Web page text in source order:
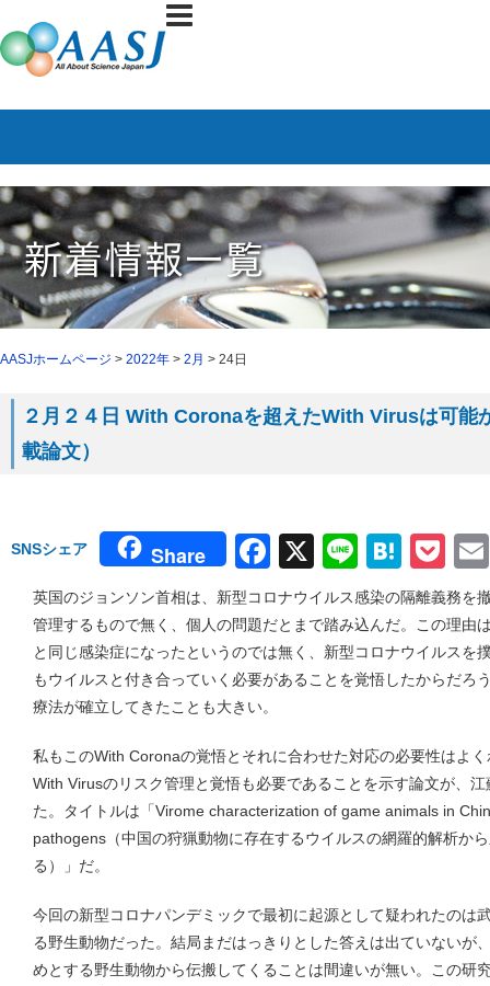
AASJホームページ > 2022年 > 2月 > 24日
２月２４日 With Coronaを超えたWith Virusは可能
載論文）
SNSシェア Share Facebook
X Line
英国のジョンソン首相は、新型コロナウイルス感染の隔離義務を
管理するもので無く、個人の問題だとまで踏み込んだ。この理由
と同じ感染症になったというのでは無く、新型コロナウイルスを
もウイルスと付き合っていく必要があることを覚悟したからだろ
療法が確立してきたことも大きい。
私もこのWith Coronaの覚悟とそれに合わせた対応の必要性はよ
With Virusのリスク管理と覚悟も必要であることを示す論文が、
た。タイトルは「Virome characterization of game animals in
pathogens（中国の狩猟動物に存在するウイルスの網羅的解析か
る）」だ。
今回の新型コロナパンデミックで最初に起源として疑われたのは
る野生動物だった。結局まだはっきりとした答えは出ていないが
めとする野生動物から伝搬してくることは間違いが無い。この研